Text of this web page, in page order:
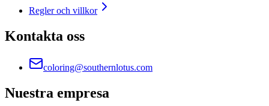
Regler och villkor
Kontakta oss
coloring@southernlotus.com
Nuestra empresa